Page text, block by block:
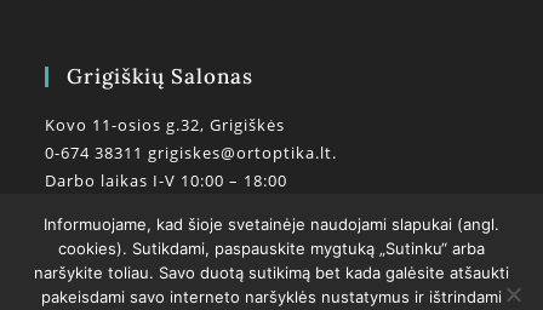
Grigiškių Salonas
Kovo 11-osios g.32, Grigiškės
0-674 38311grigiskes@ortoptika.lt.
Darbo laikas I-V 10:00 – 18:00
Informuojame, kad šioje svetainėje naudojami slapukai (angl.
cookies). Sutikdami, paspauskite mygtuką „Sutinku“ arba
naršykite toliau. Savo duotą sutikimą bet kada galėsite atšaukti
pakeisdami savo interneto naršyklės nustatymus ir ištrindami